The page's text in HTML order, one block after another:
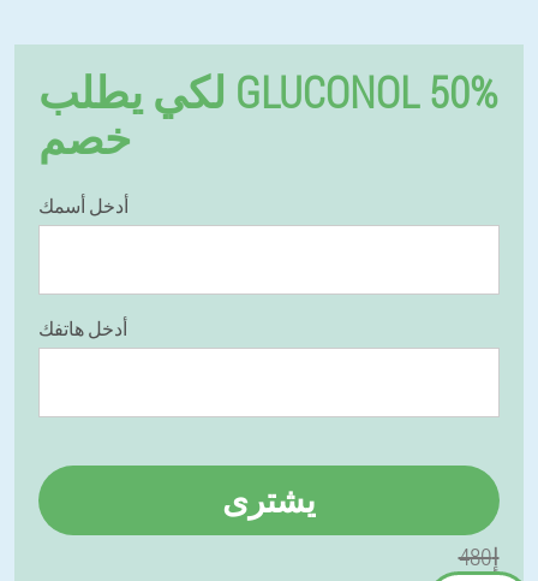
لكي يطلب GLUCONOL 50%
خصم
أدخل أسمك
أدخل هاتفك
يشترى
إ480